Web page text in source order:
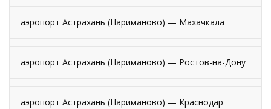
аэропорт Астрахань (Нариманово) — Махачкала
аэропорт Астрахань (Нариманово) — Ростов-на-Дону
аэропорт Астрахань (Нариманово) — Краснодар